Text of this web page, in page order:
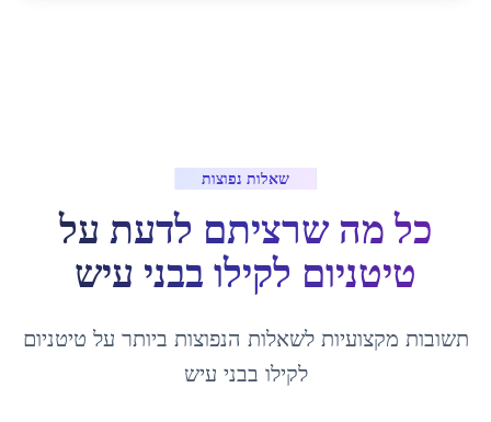
שאלות נפוצות
כל מה שרציתם לדעת על
טיטניום לקילו בבני עיש
תשובות מקצועיות לשאלות הנפוצות ביותר על טיטניום
לקילו בבני עיש